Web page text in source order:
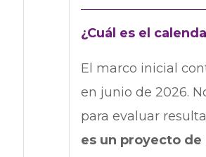
¿Cuál es el
El marco inicial
en junio de 2026.
para evaluar
es un proyecto de